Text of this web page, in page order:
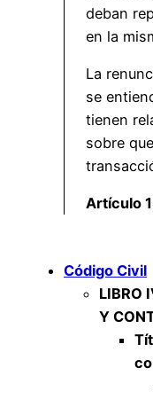
deban
en la
La
se
tienen
sobre
Artículo
Código Civil
LIBRO
Y